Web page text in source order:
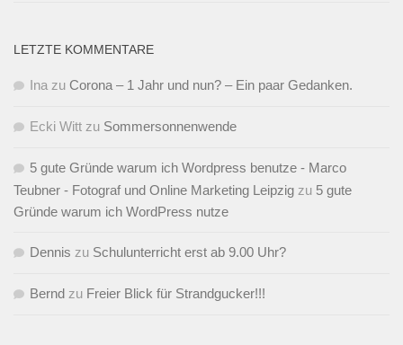
LETZTE KOMMENTARE
Ina zu Corona – 1 Jahr und nun? – Ein paar Gedanken.
Ecki Witt zu Sommersonnenwende
5 gute Gründe warum ich Wordpress benutze - Marco
Teubner - Fotograf und Online Marketing Leipzig zu 5 gute
Gründe warum ich WordPress nutze
Dennis zu Schulunterricht erst ab 9.00 Uhr?
Bernd zu Freier Blick für Strandgucker!!!